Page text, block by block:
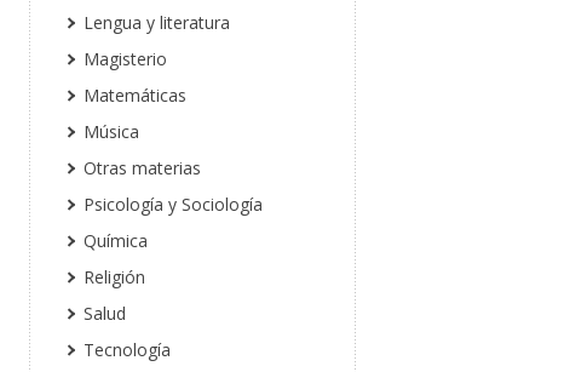
Lengua y literatura
Magisterio
Matemáticas
Música
Otras materias
Psicología y Sociología
Química
Religión
Salud
Tecnología